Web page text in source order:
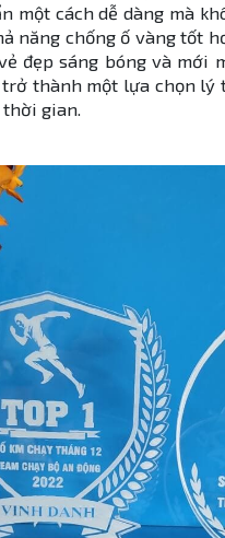
một cách dễ dàng mà
năng chống ố vàng tốt
đẹp sáng bóng và mới
thành một lựa chọn lý
thời gian.